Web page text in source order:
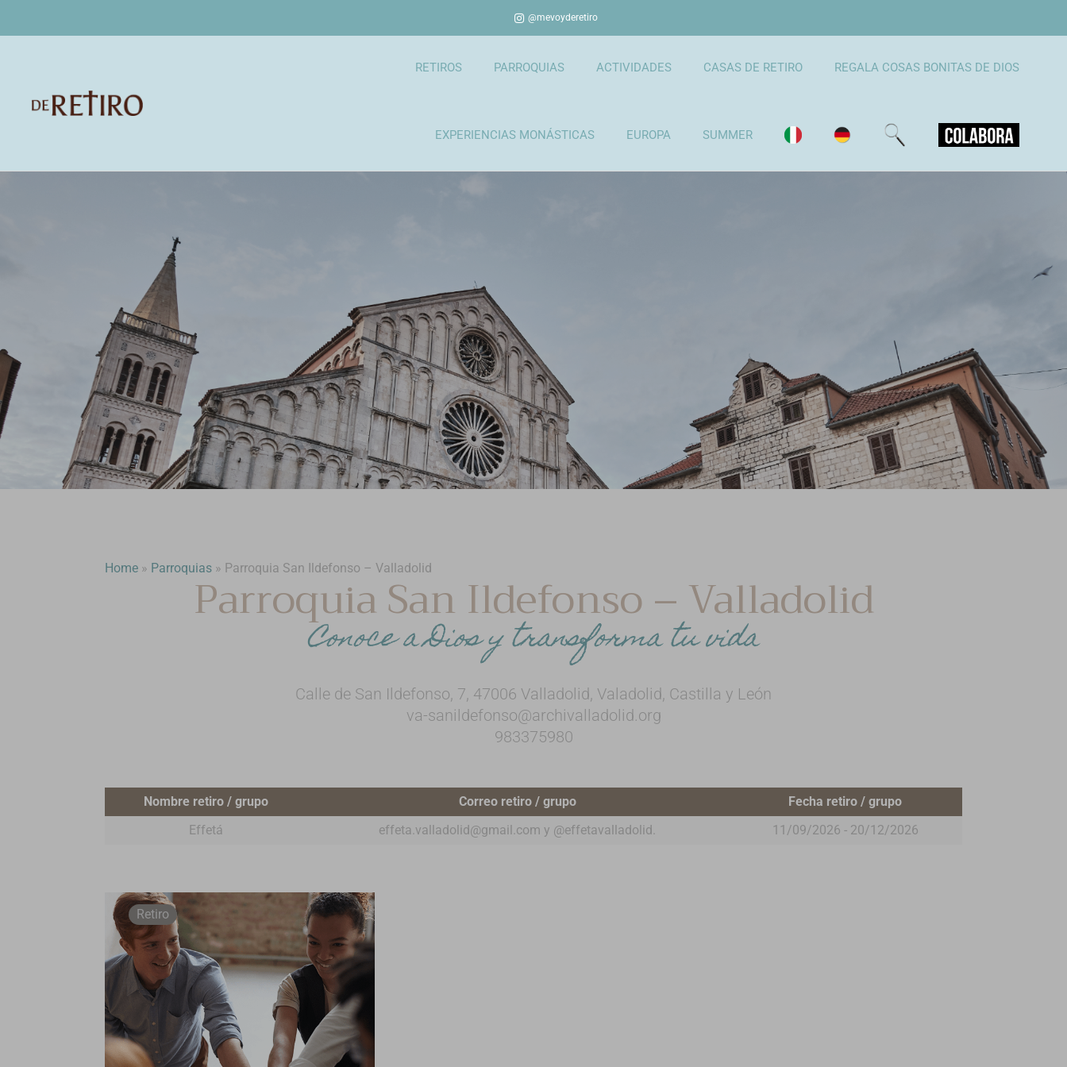
@mevoyderetiro
RETIROS PARROQUIAS ACTIVIDADES CASAS DE RETIRO REGALA COSAS BONITAS DE DIOS
EXPERIENCIAS MONÁSTICAS EUROPA SUMMER
Home » Parroquias » Parroquia San Ildefonso – Valladolid
Parroquia San Ildefonso – Valladolid
Conoce a Dios y transforma tu vida
Calle de San Ildefonso, 7, 47006 Valladolid, Valadolid, Castilla y León
va-sanildefonso@archivalladolid.org
983375980
Nombre retiro / grupo Correo retiro / grupo
Fecha retiro / grupo
Effetá
effeta.valladolid@gmail.com y @effetavalladolid. 11/09/2026 - 20/12/2026
Retiro